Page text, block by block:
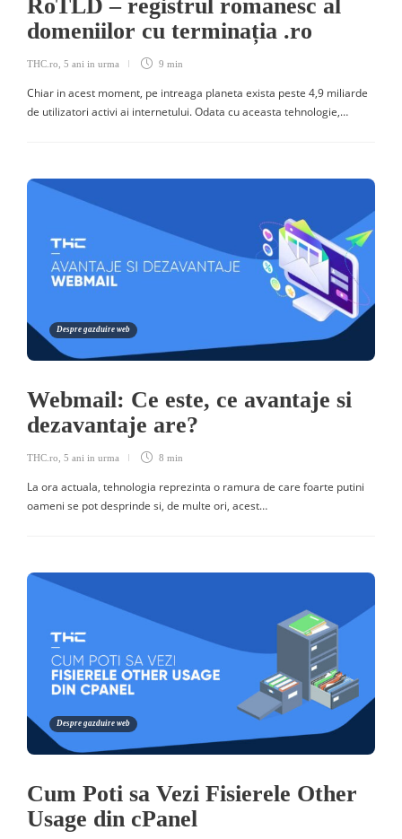
RoTLD – registrul romanesc al
domeniilor cu terminația .ro
THC.ro 5 ani in urma 9 min
Chiar in acest moment, pe intreaga planeta exista peste 4,9 miliarde
de utilizatori activi ai internetului. Odata cu aceasta tehnologie,…
Despre gazduire web
Webmail: Ce este, ce avantaje si
dezavantaje are?
THC.ro 5 ani in urma 8 min
La ora actuala, tehnologia reprezinta o ramura de care foarte putini
oameni se pot desprinde si, de multe ori, acest…
Despre gazduire web
Cum Poti sa Vezi Fisierele Other
Usage din cPanel